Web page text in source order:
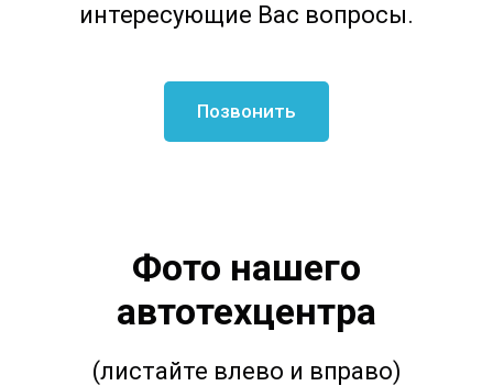
интересующие Вас вопросы.
Позвонить
Фото нашего
автотехцентра
(листайте влево и вправо)